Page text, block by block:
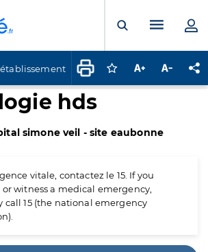
Ouvrir laMenu
Connectez-vous
Augmenter la
hds
simone veil - site eaubonne
vitale, contactez le 15. If you
witness a medical emergency,
15 (the national emergency